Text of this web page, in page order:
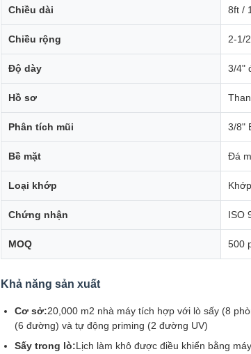
Chiều dài 8ft /
Chiều rộng 2-1/
Độ dày 3/4"
Hồ sơ
Phân tích mũi 3/8"
Bề mặt Đá
Loại khớp
Chứng nhận ISO
MOQ 500
Khả năng sản xuất
Cơ sở:20,000 m2 nhà máy tích hợp với lò sấy (8
(6 đường) và tự động priming (2 đường UV)
Sấy trong lò:Lịch làm khô được điều khiển bằng